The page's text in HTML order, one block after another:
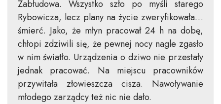
Zabłudowa. Wszystko szło po myśli starego
Rybowicza, lecz plany na życie zweryfikowała…
śmierć. Jako, że młyn pracował 24 h na dobę,
chłopi zdziwili się, że pewnej nocy nagle zgasło
w nim światło. Urządzenia o dziwo nie przestały
jednak pracować. Na miejscu pracowników
przywitała złowieszcza cisza. Nawoływanie
młodego zarządcy też nic nie dało.